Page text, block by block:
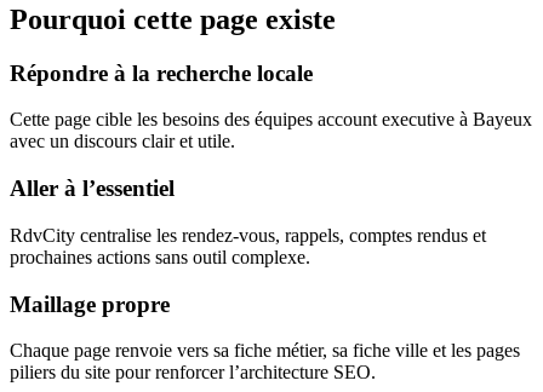
Pourquoi cette page existe
Répondre à la recherche locale
Cette page cible les besoins des équipes account executive à Bayeux
avec un discours clair et utile.
Aller à l’essentiel
RdvCity centralise les rendez-vous, rappels, comptes rendus et
prochaines actions sans outil complexe.
Maillage propre
Chaque page renvoie vers sa fiche métier, sa fiche ville et les pages
piliers du site pour renforcer l’architecture SEO.